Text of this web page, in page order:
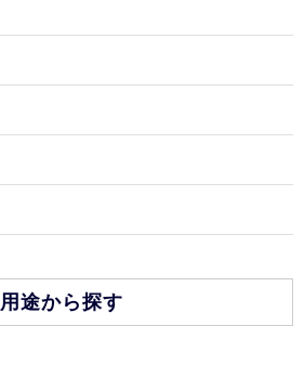
用途から探す